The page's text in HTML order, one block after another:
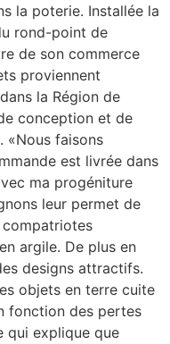
la poterie. Installée la
rond-point de
de son commerce
proviennent
la Région de
conception et de
«Nous faisons
est livrée dans
ma progéniture
leur permet de
argile. De plus en
designs attractifs.
objets en terre cuite
fonction des pertes
qui explique que